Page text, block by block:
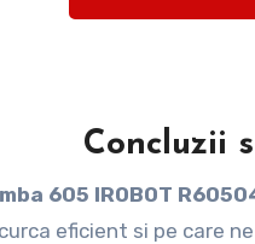
Concluzii
605 IROBOT
eficient si pe care